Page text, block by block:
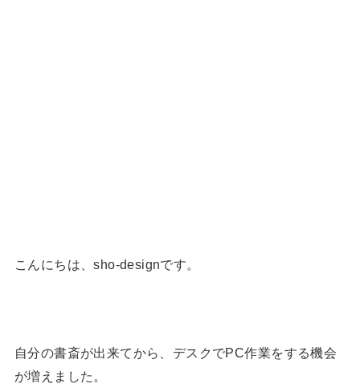
こんにちは、sho-designです。
自分の書斎が出来てから、デスクでPC作業をする機会
が増えました。